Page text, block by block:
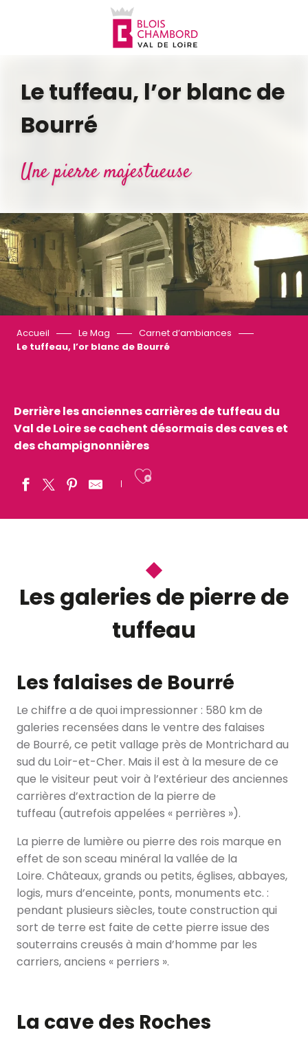
Le tuffeau, l’or blanc de
Bourré
Une pierre majestueuse
Accueil Le Mag
Carnet d’ambiances
Le tuffeau, l’or blanc de Bourré
Derrière les anciennes carrières de tuffeau du
Val de Loire se cachent désormais des caves et
des champignonnières
Ajouter aux
Les galeries de pierre de
tuffeau
Les falaises de Bourré
Le chiffre a de quoi impressionner : 580 km de
galeries recensées dans le ventre des falaises
de Bourré, ce petit vallage près de Montrichard au
sud du Loir-et-Cher. Mais il est à la mesure de ce
que le visiteur peut voir à l’extérieur des anciennes
carrières d’extraction de la pierre de
tuffeau (autrefois appelées « perrières »).
La pierre de lumière ou pierre des rois marque en
effet de son sceau minéral la vallée de la
Loire. Châteaux, grands ou petits, églises, abbayes,
logis, murs d’enceinte, ponts, monuments etc. :
pendant plusieurs siècles, toute construction qui
sort de terre est faite de cette pierre issue des
souterrains creusés à main d’homme par les
carriers, anciens « perriers ».
La cave des Roches